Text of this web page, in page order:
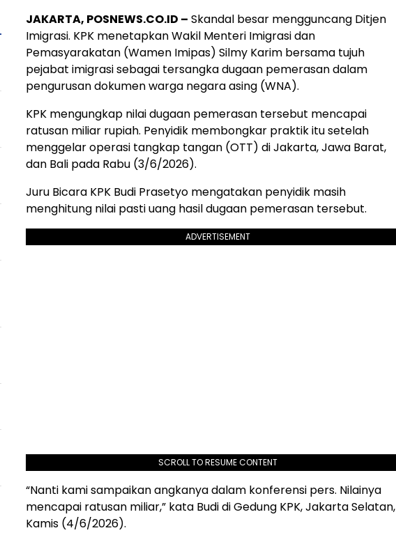
JAKARTA, POSNEWS.CO.ID – Skandal besar mengguncang Ditjen
Imigrasi. KPK menetapkan Wakil Menteri Imigrasi dan
Pemasyarakatan (Wamen Imipas) Silmy Karim bersama tujuh
pejabat imigrasi sebagai tersangka dugaan pemerasan dalam
pengurusan dokumen warga negara asing (WNA).
KPK mengungkap nilai dugaan pemerasan tersebut mencapai
ratusan miliar rupiah. Penyidik membongkar praktik itu setelah
menggelar operasi tangkap tangan (OTT) di Jakarta, Jawa Barat,
dan Bali pada Rabu (3/6/2026).
Juru Bicara KPK Budi Prasetyo mengatakan penyidik masih
menghitung nilai pasti uang hasil dugaan pemerasan tersebut.
ADVERTISEMENT
SCROLL TO RESUME CONTENT
“Nanti kami sampaikan angkanya dalam konferensi pers. Nilainya
mencapai ratusan miliar,” kata Budi di Gedung KPK, Jakarta Selatan,
Kamis (4/6/2026).